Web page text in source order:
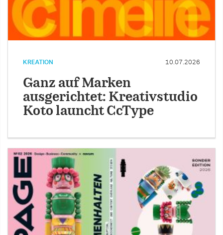
KREATION 10.07.2026
Ganz auf Marken
ausgerichtet: Kreativstudio
Koto launcht CcType